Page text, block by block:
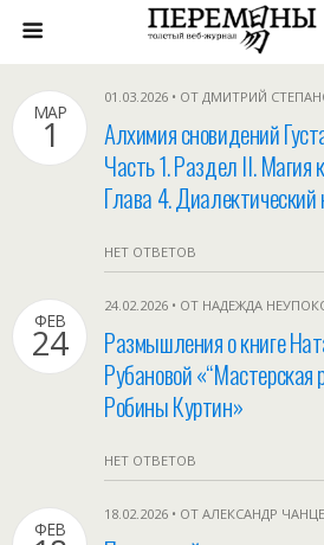
МАР
1
01.03.2026 • ОТ ДМИТРИЙ
Алхимия сновидений
Часть 1. Раздел II. Магия
Глава 4. Диалектический
НЕТ ОТВЕТОВ
ФЕВ
24
24.02.2026 • ОТ НАДЕЖДА
Размышления о книге
Рубановой «“Мастерская
Робины Куртин»
НЕТ ОТВЕТОВ
ФЕВ
18.02.2026 • ОТ АЛЕКСАНДР